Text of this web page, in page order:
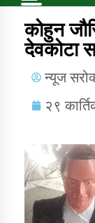
Trending
कोहुन
देवकोटा
न्यूज
२९